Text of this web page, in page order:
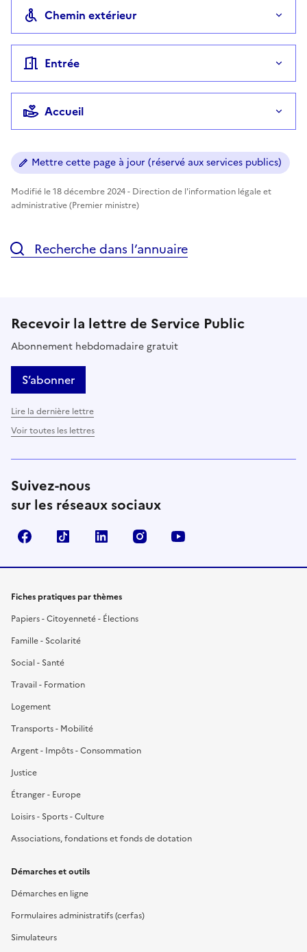
Chemin extérieur
Entrée
Accueil
Mettre cette page à jour (réservé aux services publics)
Modifié le 18 décembre 2024 - Direction de l'information légale et
administrative (Premier ministre)
Recherche dans l’annuaire
Recevoir la lettre de Service Public
Abonnement hebdomadaire gratuit
S’abonner
Lire la dernière lettre
Voir toutes les lettres
Suivez-nous
sur les réseaux sociaux
FacebookTikTok LinkedIn Instagram
Fiches pratiques par thèmes
Papiers - Citoyenneté - Élections
Famille - Scolarité
Social - Santé
Travail - Formation
Logement
Transports - Mobilité
Argent - Impôts - Consommation
Justice
Étranger - Europe
Loisirs - Sports - Culture
Associations, fondations et fonds de dotation
Démarches et outils
Démarches en ligne
Formulaires administratifs (cerfas)
Simulateurs